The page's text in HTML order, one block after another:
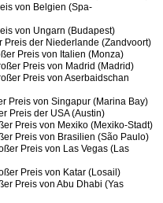
von Belgien (Spa-
von Ungarn (Budapest)
Preis der Niederlande (Zandvoort)
Preis von Italien (Monza)
Preis von Madrid (Madrid)
Preis von Aserbaidschan
Preis von Singapur (Marina Bay)
Preis der USA (Austin)
Preis von Mexiko (Mexiko-Stadt)
Preis von Brasilien (São Paulo)
Preis von Las Vegas (Las
Preis von Katar (Losail)
Preis von Abu Dhabi (Yas